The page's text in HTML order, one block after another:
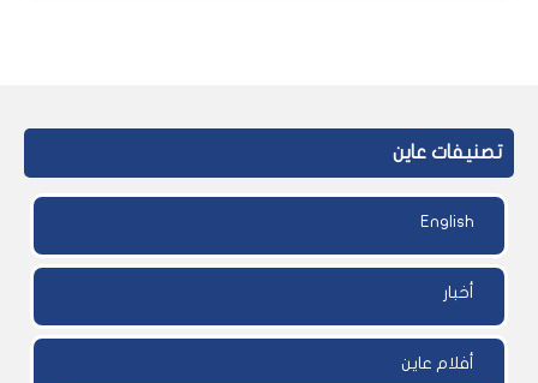
تصنيفات عاين
English
أخبار
أفلام عاين